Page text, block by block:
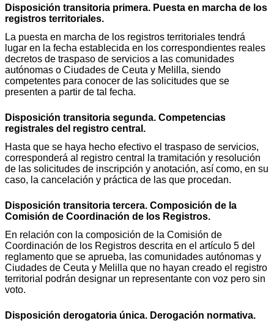
Disposición transitoria primera. Puesta en marcha de los
registros territoriales.
La puesta en marcha de los registros territoriales tendrá
lugar en la fecha establecida en los correspondientes reales
decretos de traspaso de servicios a las comunidades
autónomas o Ciudades de Ceuta y Melilla, siendo
competentes para conocer de las solicitudes que se
presenten a partir de tal fecha.
Disposición transitoria segunda. Competencias
registrales del registro central.
Hasta que se haya hecho efectivo el traspaso de servicios,
corresponderá al registro central la tramitación y resolución
de las solicitudes de inscripción y anotación, así como, en su
caso, la cancelación y práctica de las que procedan.
Disposición transitoria tercera. Composición de la
Comisión de Coordinación de los Registros.
En relación con la composición de la Comisión de
Coordinación de los Registros descrita en el artículo 5 del
reglamento que se aprueba, las comunidades autónomas y
Ciudades de Ceuta y Melilla que no hayan creado el registro
territorial podrán designar un representante con voz pero sin
voto.
Disposición derogatoria única. Derogación normativa.